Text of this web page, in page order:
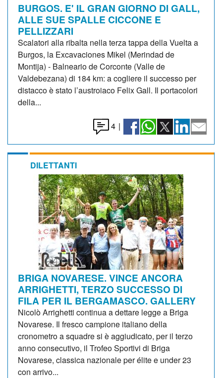
BURGOS. E' IL GRAN GIORNO DI GALL,
ALLE SUE SPALLE CICCONE E
PELLIZZARI
Scalatori alla ribalta nella terza tappa della Vuelta a
Burgos, la Excavaciones Mikel (Merindad de
Montija) - Balneario de Corconte (Valle de
Valdebezana) di 184 km: a cogliere il successo per
distacco è stato l’austroiaco Felix Gall. Il portacolori
della...
4 |
DILETTANTI
BRIGA NOVARESE. VINCE ANCORA
ARRIGHETTI, TERZO SUCCESSO DI
FILA PER IL BERGAMASCO. GALLERY
Nicolò Arrighetti continua a dettare legge a Briga
Novarese. Il fresco campione italiano della
cronometro a squadre si è aggiudicato, per il terzo
anno consecutivo, il Trofeo Sportivi di Briga
Novarese, classica nazionale per élite e under 23
con arrivo...